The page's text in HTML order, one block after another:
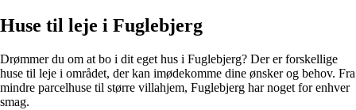
Huse til leje i Fuglebjerg
Drømmer du om at bo i dit eget hus i Fuglebjerg? Der er forskellige
huse til leje i området, der kan imødekomme dine ønsker og behov. Fra
mindre parcelhuse til større villahjem, Fuglebjerg har noget for enhver
smag.